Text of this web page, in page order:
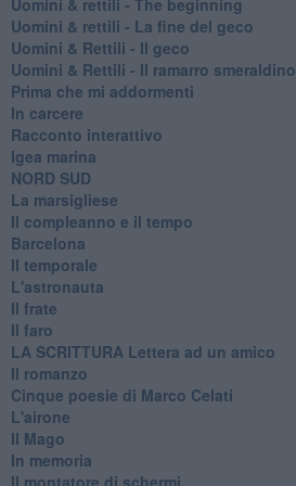
​Uomini & rettili - La fine del geco
Uomini & Rettili - Il geco
Uomini & Rettili - Il ramarro smeraldino
Prima che mi addormenti
In carcere
Racconto interattivo
Igea marina
​NORD SUD
La marsigliese
Il compleanno e il tempo
Barcelona
Il temporale
L'astronauta
Il frate
Il faro
​LA SCRITTURA Lettera ad un amico
Il romanzo
Cinque poesie di Marco Celati
L'airone
Il Mago
In memoria
Il montatore di schermi